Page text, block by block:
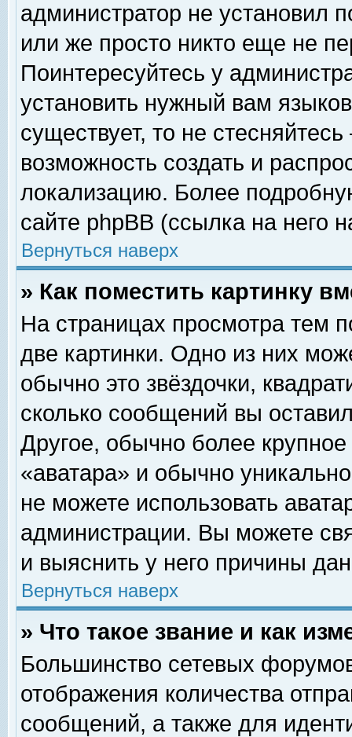
администратор не установил
или же просто никто еще не
Поинтересуйтесь у
установить нужный вам
существует, то не
возможность создать и
локализацию. Более
сайте phpBB (ссылка на него
Вернуться наверх
» Как поместить картинку
На страницах просмотра тем
две картинки. Одно из них
обычно это звёздочки,
сколько сообщений вы
Другое, обычно более
«аватара» и обычно
не можете использовать
администрации. Вы можете
и выяснить у него причины
Вернуться наверх
» Что такое звание и как
Большинство сетевых
отображения количества
сообщений, а также для